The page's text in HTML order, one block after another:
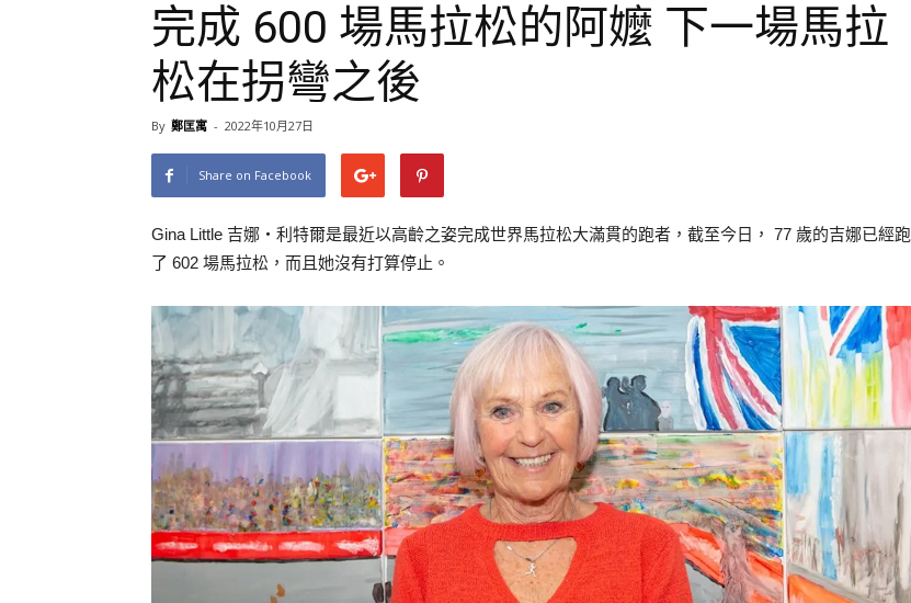
完成 600 場馬拉松的阿嬤 下一場馬拉
松在拐彎之後
By 鄭匡寓 - 2022年10月27日
Share on Facebook
Gina Little 吉娜‧利特爾是最近以高齡之姿完成世界馬拉松大滿貫的跑者，截至今日， 77 歲的吉娜已經跑
了 602 場馬拉松，而且她沒有打算停止。